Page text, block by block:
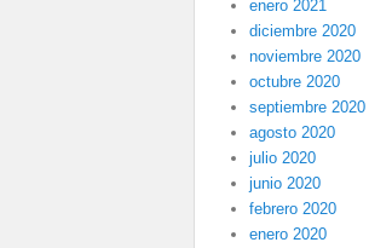
enero 2021
diciembre 2020
noviembre 2020
octubre 2020
septiembre 2020
agosto 2020
julio 2020
junio 2020
febrero 2020
enero 2020